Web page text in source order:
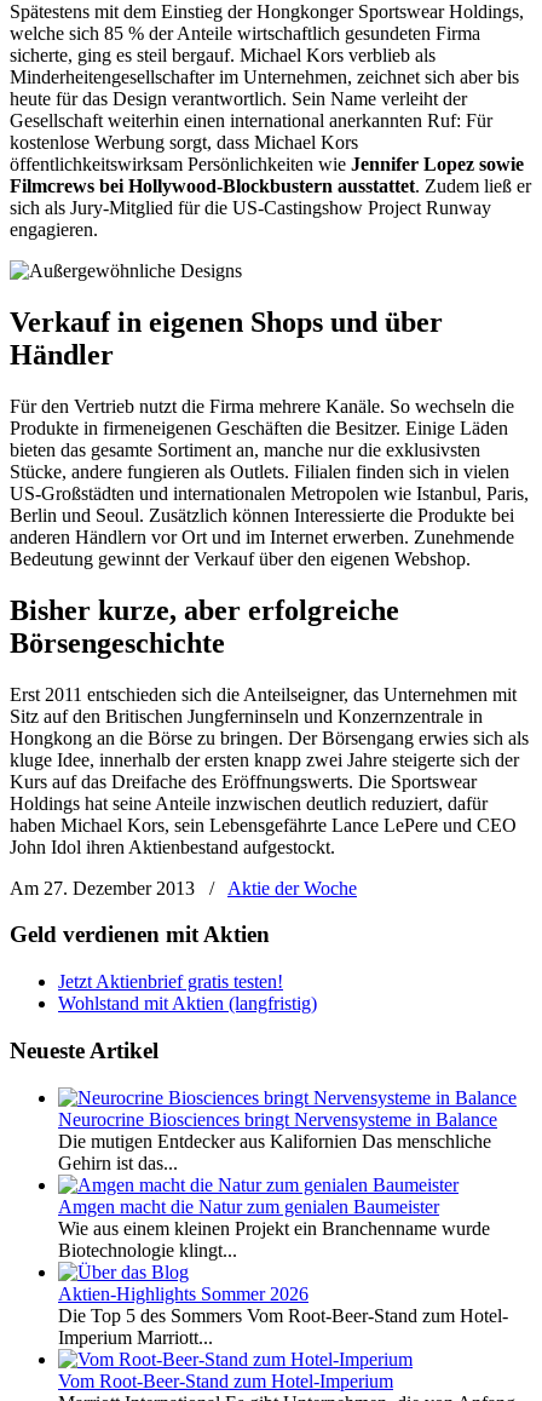
Spätestens mit dem Einstieg der Hongkonger Sportswear Holdings,
welche sich 85 % der Anteile wirtschaftlich gesundeten Firma
sicherte, ging es steil bergauf. Michael Kors verblieb als
Minderheitengesellschafter im Unternehmen, zeichnet sich aber bis
heute für das Design verantwortlich. Sein Name verleiht der
Gesellschaft weiterhin einen international anerkannten Ruf: Für
kostenlose Werbung sorgt, dass Michael Kors
öffentlichkeitswirksam Persönlichkeiten wie Jennifer Lopez sowie
Filmcrews bei Hollywood-Blockbustern ausstattet. Zudem ließ er
sich als Jury-Mitglied für die US-Castingshow Project Runway
engagieren.
Verkauf in eigenen Shops und über
Händler
Für den Vertrieb nutzt die Firma mehrere Kanäle. So wechseln die
Produkte in firmeneigenen Geschäften die Besitzer. Einige Läden
bieten das gesamte Sortiment an, manche nur die exklusivsten
Stücke, andere fungieren als Outlets. Filialen finden sich in vielen
US-Großstädten und internationalen Metropolen wie Istanbul, Paris,
Berlin und Seoul. Zusätzlich können Interessierte die Produkte bei
anderen Händlern vor Ort und im Internet erwerben. Zunehmende
Bedeutung gewinnt der Verkauf über den eigenen Webshop.
Bisher kurze, aber erfolgreiche
Börsengeschichte
Erst 2011 entschieden sich die Anteilseigner, das Unternehmen mit
Sitz auf den Britischen Jungferninseln und Konzernzentrale in
Hongkong an die Börse zu bringen. Der Börsengang erwies sich als
kluge Idee, innerhalb der ersten knapp zwei Jahre steigerte sich der
Kurs auf das Dreifache des Eröffnungswerts. Die Sportswear
Holdings hat seine Anteile inzwischen deutlich reduziert, dafür
haben Michael Kors, sein Lebensgefährte Lance LePere und CEO
John Idol ihren Aktienbestand aufgestockt.
Am 27. Dezember 2013
/ Aktie der Woche
Geld verdienen mit Aktien
Jetzt Aktienbrief gratis testen!
Wohlstand mit Aktien (langfristig)
Neueste Artikel
Neurocrine Biosciences bringt Nervensysteme in Balance
Die mutigen Entdecker aus Kalifornien Das menschliche
Gehirn ist das...
Amgen macht die Natur zum genialen Baumeister
Wie aus einem kleinen Projekt ein Branchenname wurde
Biotechnologie klingt...
Aktien-Highlights Sommer 2026
Die Top 5 des Sommers Vom Root-Beer-Stand zum Hotel-
Imperium Marriott...
Vom Root-Beer-Stand zum Hotel-Imperium